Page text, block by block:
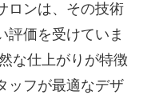
ロンは、その技術
評価を受けていま
な仕上がりが特徴
ッフが最適なデザ